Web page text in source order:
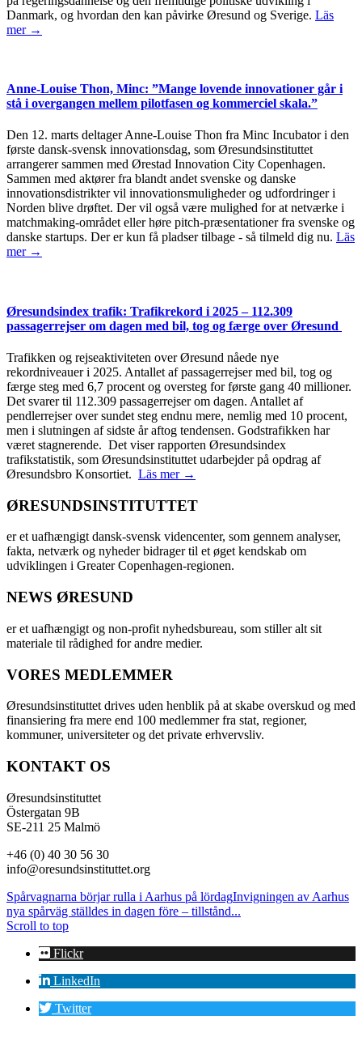
Danmark, og hvordan den kan påvirke Øresund og Sverige. Läs
mer →
Anne-Louise Thon, Minc: ”Mange lovende innovationer går i
stå i overgangen mellem pilotfasen og kommerciel skala.”
Den 12. marts deltager Anne-Louise Thon fra Minc Incubator i den
første dansk-svensk innovationsdag, som Øresundsinstituttet
arrangerer sammen med Ørestad Innovation City Copenhagen.
Sammen med aktører fra blandt andet svenske og danske
innovationsdistrikter vil innovationsmuligheder og udfordringer i
Norden blive drøftet. Der vil også være mulighed for at netværke i
matchmaking-området eller høre pitch-præsentationer fra svenske og
danske startups. Der er kun få pladser tilbage - så tilmeld dig nu. Läs
mer →
Øresundsindex trafik: Trafikrekord i 2025 – 112.309
passagerrejser om dagen med bil, tog og færge over Øresund
Trafikken og rejseaktiviteten over Øresund nåede nye
rekordniveauer i 2025. Antallet af passagerrejser med bil, tog og
færge steg med 6,7 procent og oversteg for første gang 40 millioner.
Det svarer til 112.309 passagerrejser om dagen. Antallet af
pendlerrejser over sundet steg endnu mere, nemlig med 10 procent,
men i slutningen af sidste år aftog tendensen. Godstrafikken har
været stagnerende. Det viser rapporten Øresundsindex
trafikstatistik, som Øresundsinstituttet udarbejder på opdrag af
Øresundsbro Konsortiet. Läs mer →
ØRESUNDSINSTITUTTET
er et uafhængigt dansk-svensk videncenter, som gennem analyser,
fakta, netværk og nyheder bidrager til et øget kendskab om
udviklingen i Greater Copenhagen-regionen.
NEWS ØRESUND
er et uafhængigt og non-profit nyhedsbureau, som stiller alt sit
materiale til rådighed for andre medier.
VORES MEDLEMMER
Øresundsinstituttet drives uden henblik på at skabe overskud og med
finansiering fra mere end 100 medlemmer fra stat, regioner,
kommuner, universiteter og det private erhvervsliv.
KONTAKT OS
Øresundsinstituttet
Östergatan 9B
SE-211 25 Malmö
+46 (0) 40 30 56 30
info@oresundsinstituttet.org
Spårvagnarna börjar rulla i Aarhus på lördagInvigningen av Aarhus
nya spårväg ställdes in dagen före – tillstånd...
Scroll to top
Flickr
LinkedIn
Twitter